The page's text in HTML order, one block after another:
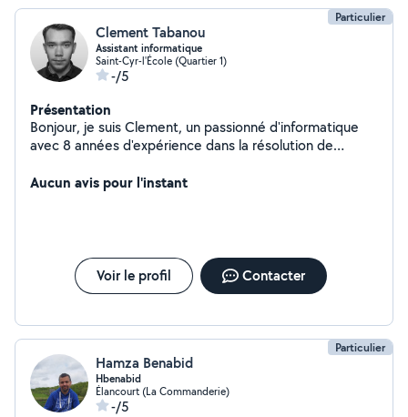
Particulier
Clement Tabanou
Assistant informatique
Saint-Cyr-l'École (Quartier 1)
-/5
Présentation
Bonjour, je suis Clement, un passionné d'informatique
avec 8 années d'expérience dans la résolution de
ordinateur, installer des logiciels, ou vous aider à
satisfaction est ma priorité.
Aucun avis pour l'instant
Voir le profil Contacter
Particulier
Hamza Benabid
Hbenabid
Élancourt (La Commanderie)
-/5